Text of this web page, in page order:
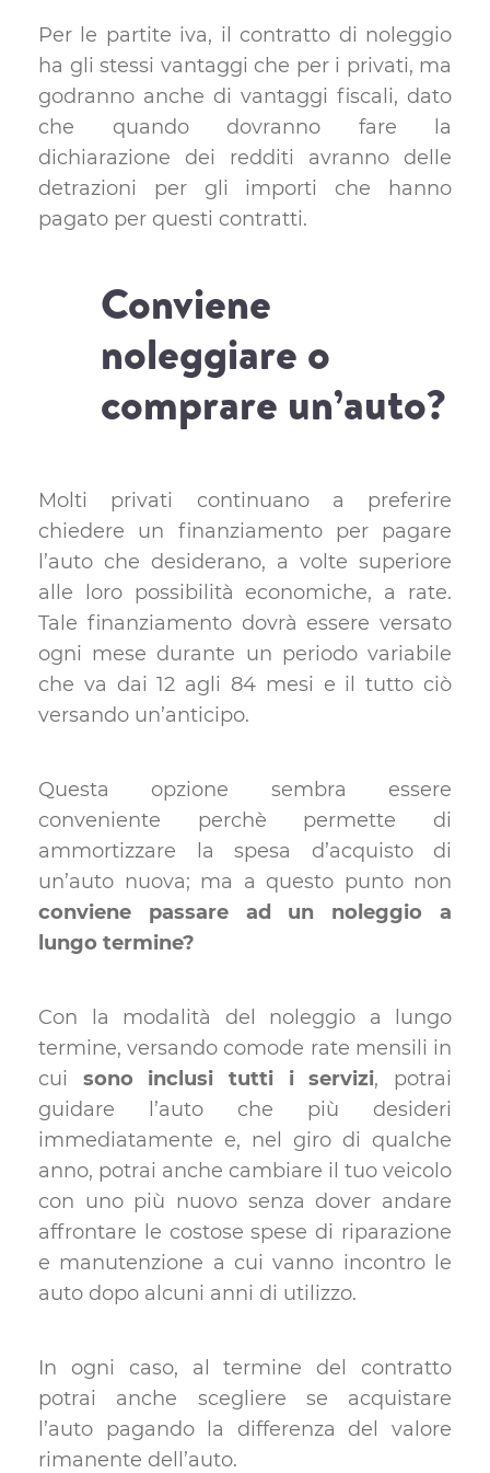
Per le partite iva, il contratto di noleggio
ha gli stessi vantaggi che per i privati, ma
godranno anche di vantaggi fiscali, dato
che quando dovranno fare la
dichiarazione dei redditi avranno delle
detrazioni per gli importi che hanno
pagato per questi contratti.
Conviene
noleggiare o
comprare un’auto?
Molti privati continuano a preferire
chiedere un finanziamento per pagare
l’auto che desiderano, a volte superiore
alle loro possibilità economiche, a rate.
Tale finanziamento dovrà essere versato
ogni mese durante un periodo variabile
che va dai 12 agli 84 mesi e il tutto ciò
versando un’anticipo.
Questa opzione sembra essere
conveniente perchè permette di
ammortizzare la spesa d’acquisto di
un’auto nuova; ma a questo punto non
conviene passare ad un noleggio a
lungo termine?
Con la modalità del noleggio a lungo
termine, versando comode rate mensili in
cui sono inclusi tutti i servizi, potrai
guidare l’auto che più desideri
immediatamente e, nel giro di qualche
anno, potrai anche cambiare il tuo veicolo
con uno più nuovo senza dover andare
affrontare le costose spese di riparazione
e manutenzione a cui vanno incontro le
auto dopo alcuni anni di utilizzo.
In ogni caso, al termine del contratto
potrai anche scegliere se acquistare
l’auto pagando la differenza del valore
rimanente dell’auto.